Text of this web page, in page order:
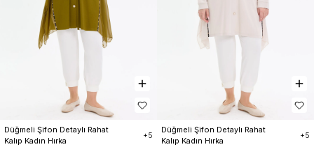
Düğmeli Şifon Detaylı Rahat
Kalıp Kadın Hırka
+5
Düğmeli Şifon Detaylı Rahat
Kalıp Kadın Hırka
+5